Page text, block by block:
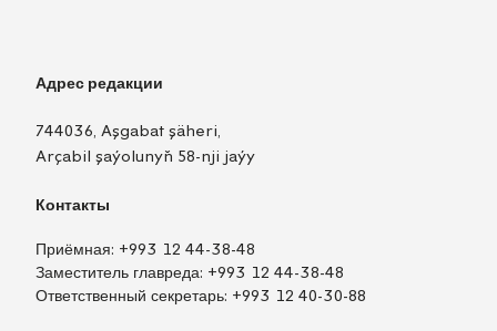
Адрес редакции
744036, Aşgabat şäheri,
Arçabil şaýolunyň 58-nji jaýy
Контакты
Приёмная: +993 12 44-38-48
Заместитель главреда: +993 12 44-38-48
Ответственный секретарь: +993 12 40-30-88